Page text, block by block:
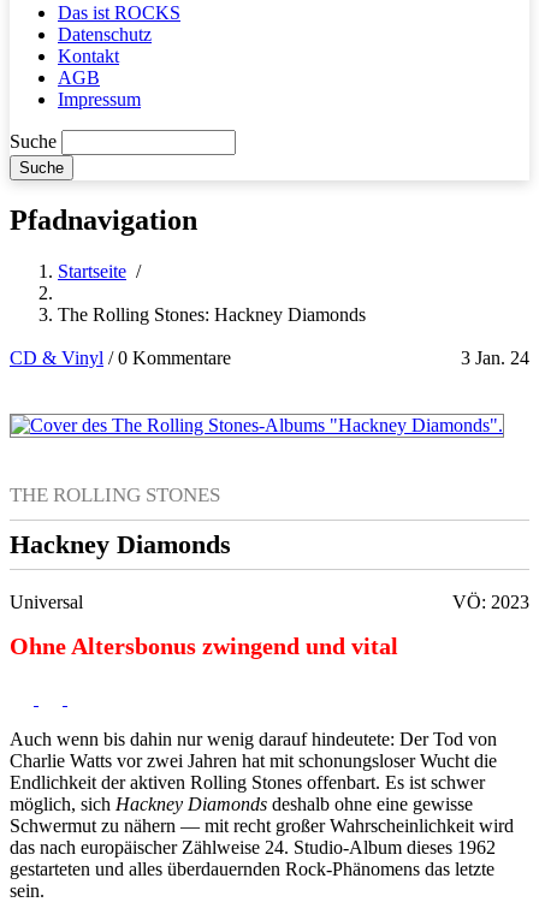
Das ist ROCKS
Datenschutz
Kontakt
AGB
Impressum
Suche
Pfadnavigation
Startseite /
The Rolling Stones: Hackney Diamonds
CD & Vinyl 3 Jan. 24
/0 Kommentare
THE ROLLING STONES
Hackney Diamonds
Universal VÖ: 2023
Ohne Altersbonus zwingend und vital
Auch wenn bis dahin nur wenig darauf hindeutete: Der Tod von
Charlie Watts vor zwei Jahren hat mit schonungsloser Wucht die
Endlichkeit der aktiven Rolling Stones offenbart. Es ist schwer
möglich, sich Hackney Diamonds deshalb ohne eine gewisse
Schwermut zu nähern — mit recht großer Wahrscheinlichkeit wird
das nach europäischer Zählweise 24. Studio-Album dieses 1962
gestarteten und alles überdauernden Rock-Phänomens das letzte
sein.